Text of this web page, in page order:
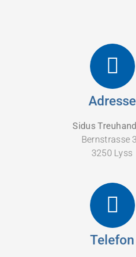
Adresse
Sidus
Bernstrasse
3250 Lyss
Telefon